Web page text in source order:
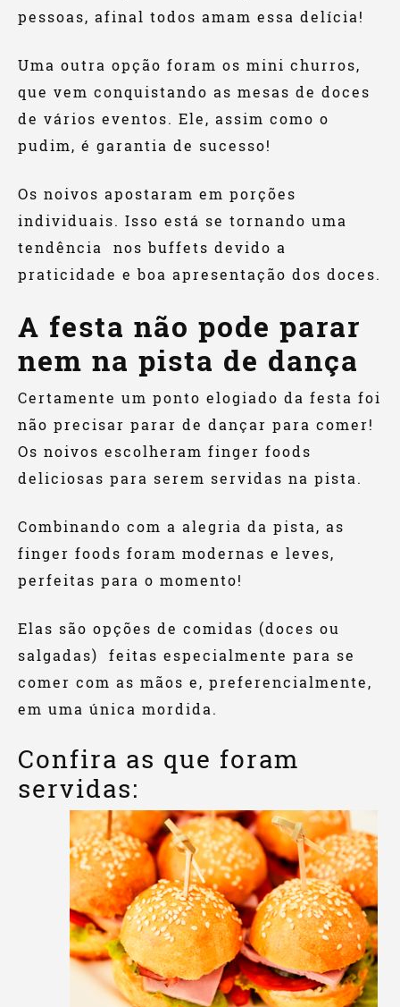
pessoas, afinal todos amam essa delícia!
Uma outra opção foram os mini churros,
que vem conquistando as mesas de doces
de vários eventos. Ele, assim como o
pudim, é garantia de sucesso!
Os noivos apostaram em porções
individuais. Isso está se tornando uma
tendência nos buffets devido a
praticidade e boa apresentação dos doces.
A festa não pode parar
nem na pista de dança
Certamente um ponto elogiado da festa foi
não precisar parar de dançar para comer!
Os noivos escolheram finger foods
deliciosas para serem servidas na pista.
Combinando com a alegria da pista, as
finger foods foram modernas e leves,
perfeitas para o momento!
Elas são opções de comidas (doces ou
salgadas) feitas especialmente para se
comer com as mãos e, preferencialmente,
em uma única mordida.
Confira as que foram
servidas: